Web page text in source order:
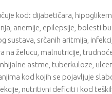
kod: dijabetičara,
anemije, epilepsije, bolesti
sustava, srčanih aritmija,
na želucu, malnutricije,
astme, tuberkuloze,
kod kojih se pojavljuje
nutritivni deficiti i kod